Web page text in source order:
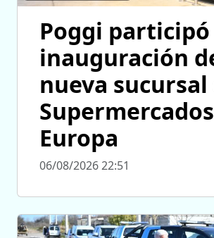
Poggi participó
inauguración
nueva sucursal
Supermercados
Europa
06/08/2026 22:51